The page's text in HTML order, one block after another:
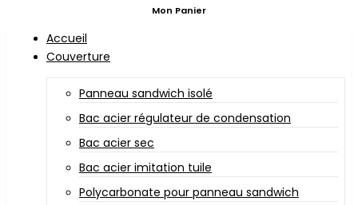
Mon Panier
Accueil
Couverture
Panneau sandwich isolé
Bac acier régulateur de condensation
Bac acier sec
Bac acier imitation tuile
Polycarbonate pour panneau sandwich